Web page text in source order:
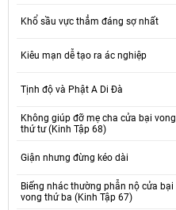
Khổ sầu vực thẳm đáng sợ nhất
Kiêu mạn dễ tạo ra ác nghiệp
Tịnh độ và Phật A Di Đà
Không giúp đỡ mẹ cha cửa bại vong
thứ tư (Kinh Tập 68)
Giận nhưng đừng kéo dài
Biếng nhác thường phẫn nộ cửa bại
vong thứ ba (Kinh Tập 67)